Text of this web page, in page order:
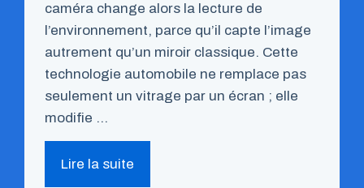
caméra change alors la lecture de
l’environnement, parce qu’il capte l’image
autrement qu’un miroir classique. Cette
technologie automobile ne remplace pas
seulement un vitrage par un écran ; elle
modifie …
Lire la suite